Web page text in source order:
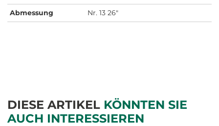
Abmessung
Nr. 13 26"
DIESE ARTIKEL KÖNNTEN SIE
AUCH INTERESSIEREN